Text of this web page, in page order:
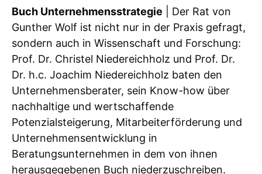
Buch Unternehmensstrategie | Der Rat von
Gunther Wolf ist nicht nur in der Praxis gefragt,
sondern auch in Wissenschaft und Forschung:
Prof. Dr. Christel Niedereichholz und Prof. Dr.
Dr. h.c. Joachim Niedereichholz baten den
Unternehmensberater, sein Know-how über
nachhaltige und wertschaffende
Potenzialsteigerung, Mitarbeiterförderung und
Unternehmensentwicklung in
Beratungsunternehmen in dem von ihnen
herausgegebenen Buch niederzuschreiben.